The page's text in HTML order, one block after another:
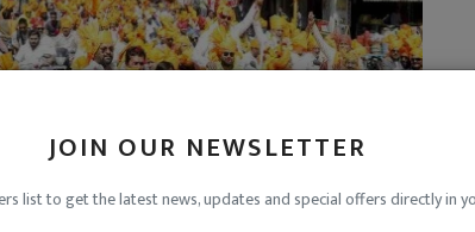
JOIN OUR NEWSLETTER
list to get the latest news, updates and special offers directly in
साफा रैली : हाथों में केसरिया ध्वज, सिर पर